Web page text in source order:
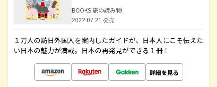
BOOKS 旅の読み物
2022.07.21 発売
１万人の訪日外国人を案内したガイドが、日本人にこそ伝えた
い日本の魅力が満載。日本の再発見ができる１冊！
詳細を見る